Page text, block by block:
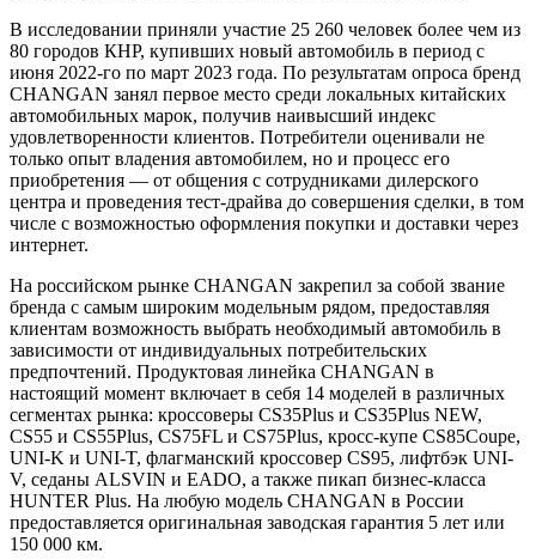
В исследовании приняли участие 25 260 человек более чем из
80 городов КНР, купивших новый автомобиль в период с
июня 2022-го по март 2023 года. По результатам опроса бренд
CHANGAN занял первое место среди локальных китайских
автомобильных марок, получив наивысший индекс
удовлетворенности клиентов. Потребители оценивали не
только опыт владения автомобилем, но и процесс его
приобретения — от общения с сотрудниками дилерского
центра и проведения тест-драйва до совершения сделки, в том
числе с возможностью оформления покупки и доставки через
интернет.
На российском рынке CHANGAN закрепил за собой звание
бренда с самым широким модельным рядом, предоставляя
клиентам возможность выбрать необходимый автомобиль в
зависимости от индивидуальных потребительских
предпочтений. Продуктовая линейка CHANGAN в
настоящий момент включает в себя 14 моделей в различных
сегментах рынка: кроссоверы CS35Plus и CS35Plus NEW,
CS55 и CS55Plus, CS75FL и CS75Plus, кросс-купе CS85Coupe,
UNI-K и UNI-T, флагманский кроссовер CS95, лифтбэк UNI-
V, седаны ALSVIN и EADO, а также пикап бизнес-класса
HUNTER Plus. На любую модель CHANGAN в России
предоставляется оригинальная заводская гарантия 5 лет или
150 000 км.